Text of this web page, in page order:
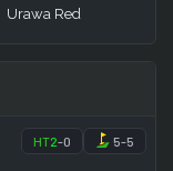
Urawa Red
HT2-0 5-5